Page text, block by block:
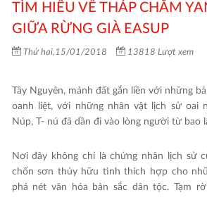
TÌM HIỂU VỀ THÁP CHĂM
GIỮA RỪNG GIÀ EASUP
Thứ hai,15/01/2018 13818 Lượt xem
Tây Nguyên, mảnh đất gắn liền với những
oanh liệt, với những nhân vật lịch sử oai
Núp, T- nú đã dần đi vào lòng người từ bao
Nơi đây không chỉ là chứng nhân lịch sử
chốn sơn thủy hữu tình thích hợp cho
phá nét văn hóa bản sắc dân tộc. Tạm